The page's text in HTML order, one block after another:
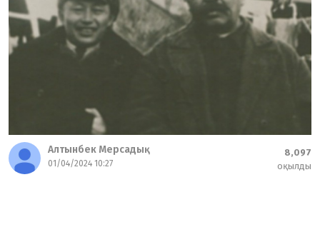
Алтынбек Мерсадық
01/04/2024 10:27
8,097
оқылды